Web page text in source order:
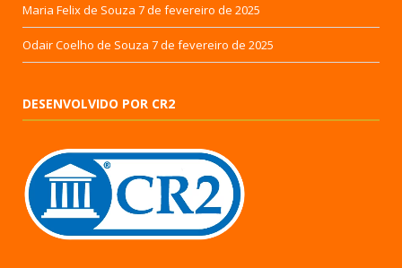
Maria Felix de Souza 7 de fevereiro de 2025
Odair Coelho de Souza 7 de fevereiro de 2025
DESENVOLVIDO POR CR2